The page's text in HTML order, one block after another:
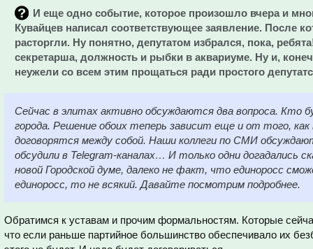
И еще одно событие, которое произошло вчера и
Кувайцев написал соответствующее заявление. После
расторгли. Ну понятно, депутатом избрался, пока,
секретарша, должность и рыбки в аквариуме. Ну и,
неужели со всем этим прощаться ради простого
Сейчас в элитах активно обсуждаются два вопроса. Кто
города. Решение обоих теперь зависит еще и от того,
договорятся между собой. Наши коллеги по СМИ
обсудили в Telegram-каналах… И только одни догадались
новой Городской думе, далеко не факт, что единоросс
единоросс, то не всякий. Давайте посмотрим подробнее.
Обратимся к уставам и прочим формальностям. Которые
что если раньше партийное большинство обеспечивало их